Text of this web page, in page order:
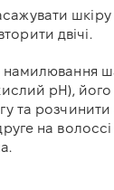
шкіру
двічі.
намилювання
pH),
та
на